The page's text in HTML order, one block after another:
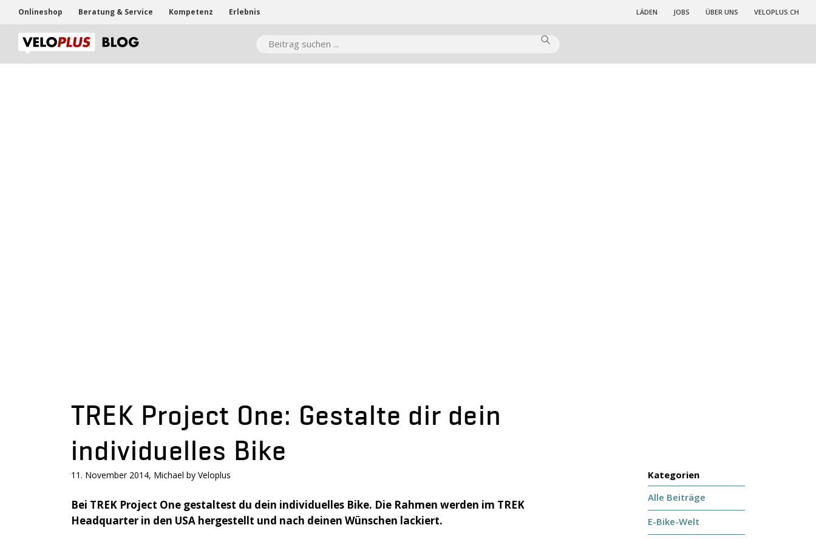
Onlineshop Beratung & Service Kompetenz Erlebnis LÄDEN JOBS ÜBER UNS VELOPLUS.CH
TREK Project One: Gestalte dir dein
individuelles Bike
11. November 2014, Michael by Veloplus
Bei TREK Project One gestaltest du dein individuelles Bike. Die Rahmen werden im TREK
Headquarter in den USA hergestellt und nach deinen Wünschen lackiert.
Kategorien
Alle Beiträge
E-Bike-Welt